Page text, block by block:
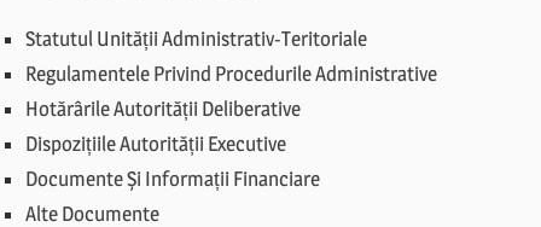
Statutul Unității Administrativ-Teritoriale
Regulamentele Privind Procedurile Administrative
Hotărârile Autorității Deliberative
Dispozițiile Autorității Executive
Documente Și Informații Financiare
Alte Documente